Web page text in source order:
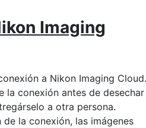
Imaging
a Nikon Imaging Cloud.
la conexión antes de desechar
a otra persona.
la conexión, las imágenes